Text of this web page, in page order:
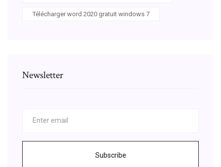
Télécharger word 2020 gratuit windows 7
Newsletter
Subscribe